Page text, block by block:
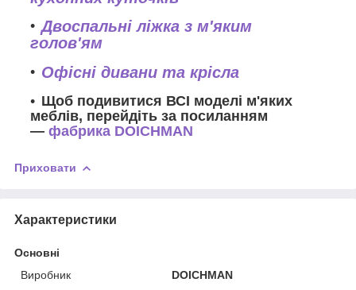
Двоспальні ліжка з м'яким
голов'ям
Офісні дивани та крісла
Щоб подивитися ВСІ моделі м'яких
меблів, перейдіть за посиланням
— фабрика DOICHMAN
Приховати
Характеристики
Основні
Виробник
DOICHMAN